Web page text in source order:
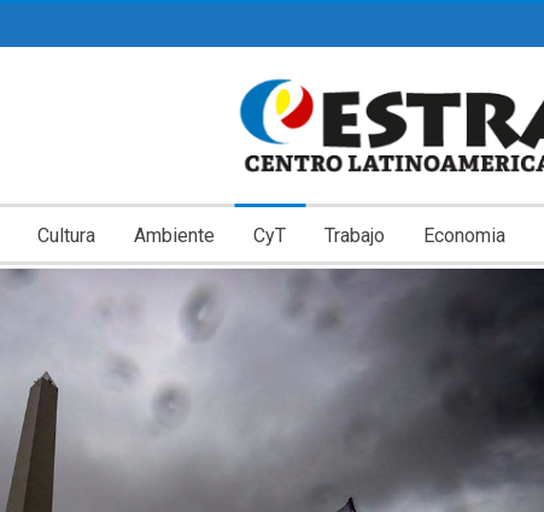
Cultura Ambiente CyT Trabajo Economia